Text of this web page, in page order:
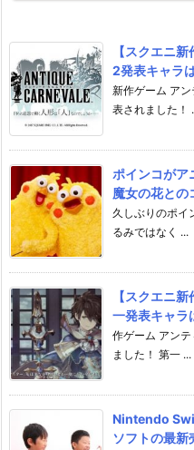
【スクエニ
2発表キャラ
新作ゲーム ア
表されました！
ポインコがア
魔女の花との
久しぶりのポ
るみではなく ...
【スクエニ
一発表キャラ
作ゲーム アン
ました！ 第一 ...
Nintendo
ソフトの最新